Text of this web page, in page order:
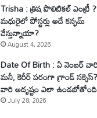
Trisha : త్రిష పొలిటికల్ ఎంట్రీ
మధురైలో పోస్టర్లు అదే కన్ఫమ్
చేస్తున్నాయా?
August 4, 2026
Date Of Birth : ఏ నెంబర్
మనీ, కెరీర్ పరంగా గ్రాండ్ సక్సెస్?
వారి అదృష్టం ఎలా
July 28, 2026